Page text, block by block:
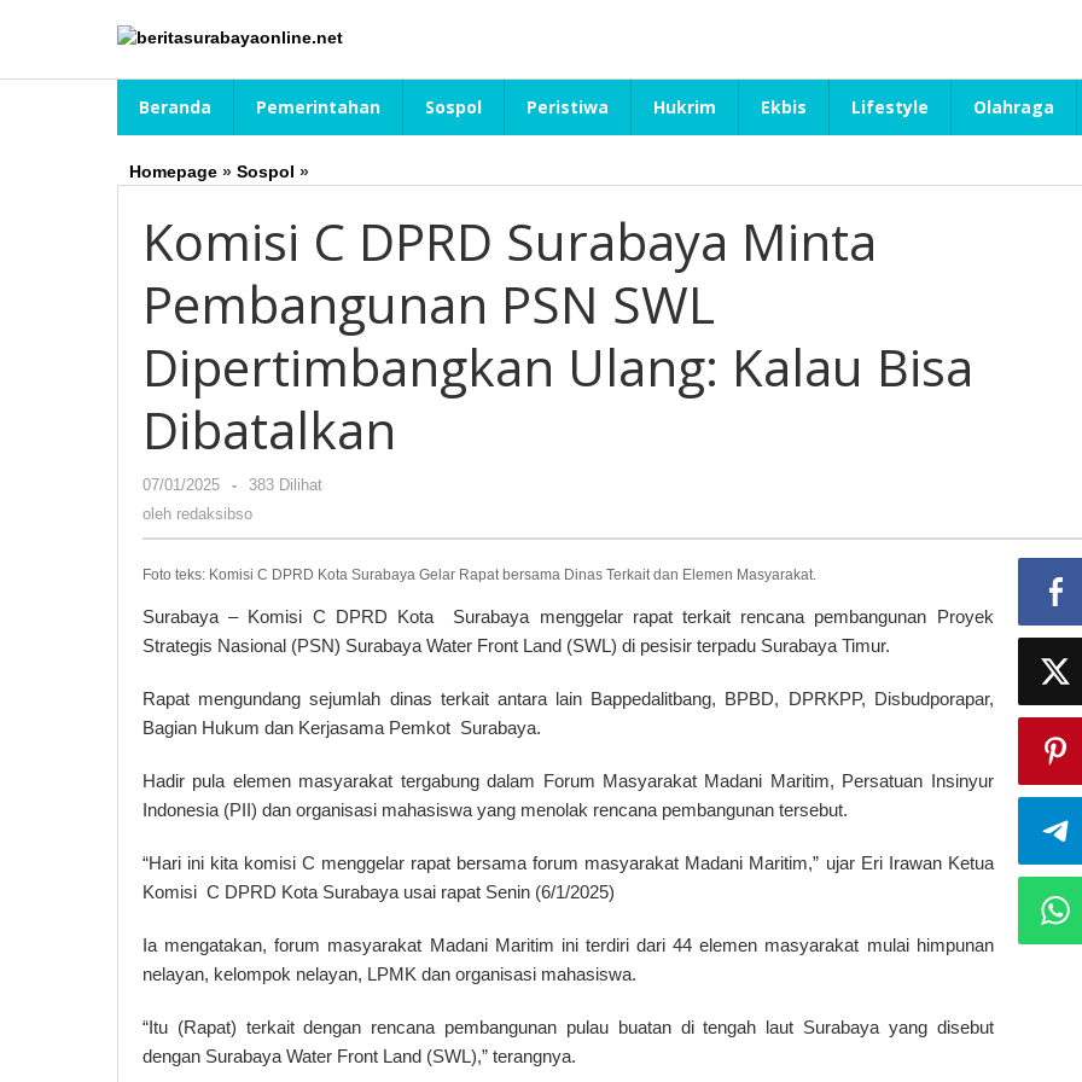
Beranda Pemerintahan Sospol Peristiwa Hukrim Ekbis Lifestyle Olahraga
Homepage » Sospol »
DPRD
Surabaya
Pembangunan
PSN
Dipertimbangkan
Kalau
Bisa
Dibatalkan
Komisi C DPRD Surabaya Minta
Pembangunan PSN SWL
Dipertimbangkan Ulang: Kalau Bisa
Dibatalkan
07/01/2025
oleh
redaksibso
-
383 Dilihat
oleh redaksibso
Foto teks: Komisi C DPRD Kota Surabaya Gelar Rapat bersama Dinas Terkait dan Elemen Masyarakat.
Surabaya – Komisi C DPRD Kota Surabaya menggelar rapat terkait rencana pembangunan Proyek
Strategis Nasional (PSN) Surabaya Water Front Land (SWL) di pesisir terpadu Surabaya Timur.
Rapat mengundang sejumlah dinas terkait antara lain Bappedalitbang, BPBD, DPRKPP, Disbudporapar,
Bagian Hukum dan Kerjasama Pemkot Surabaya.
Hadir pula elemen masyarakat tergabung dalam Forum Masyarakat Madani Maritim, Persatuan Insinyur
Indonesia (PII) dan organisasi mahasiswa yang menolak rencana pembangunan tersebut.
“Hari ini kita komisi C menggelar rapat bersama forum masyarakat Madani Maritim,” ujar Eri Irawan Ketua
Komisi C DPRD Kota Surabaya usai rapat Senin (6/1/2025)
Ia mengatakan, forum masyarakat Madani Maritim ini terdiri dari 44 elemen masyarakat mulai himpunan
nelayan, kelompok nelayan, LPMK dan organisasi mahasiswa.
“Itu (Rapat) terkait dengan rencana pembangunan pulau buatan di tengah laut Surabaya yang disebut
dengan Surabaya Water Front Land (SWL),” terangnya.